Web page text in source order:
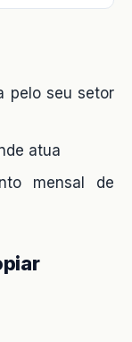
pelo seu setor
atua
mensal de